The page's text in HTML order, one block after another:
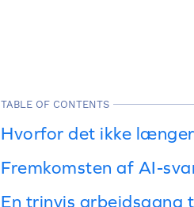
TABLE OF CONTENTS
Hvorfor det ikke
Fremkomsten af AI-
En trinvis